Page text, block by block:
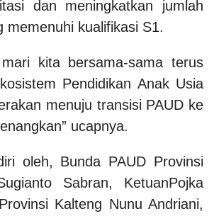
dan meningkatkan jumlah
memenuhi kualifikasi S1.
kita bersama-sama terus
Pendidikan Anak Usia
menuju transisi PAUD ke
ucapnya.
oleh, Bunda PAUD Provinsi
Sabran, KetuanPojka
Kalteng Nunu Andriani,